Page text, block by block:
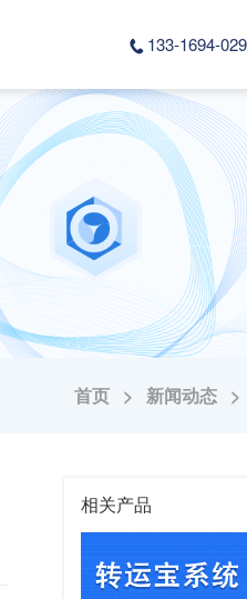
133-1694-
首页 > 新闻动态 >
相关产品